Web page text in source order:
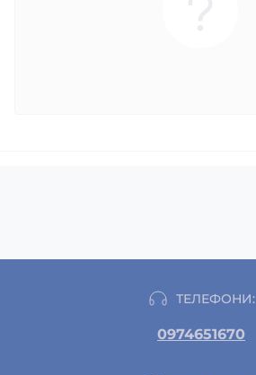
ТЕЛЕФОНИ:
0974651670